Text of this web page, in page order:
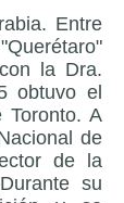
Entre
la Dra.
obtuvo el
Toronto. A
de
de la
su